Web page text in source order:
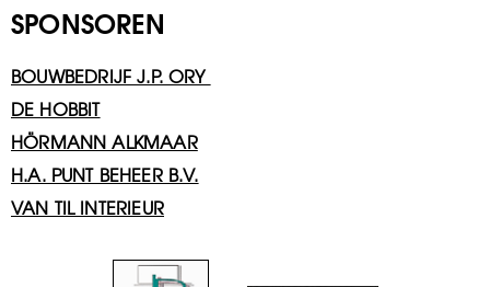
SPONSOREN
BOUWBEDRIJF J.P. ORY
DE HOBBIT
HÖRMANN ALKMAAR
H.A. PUNT BEHEER B.V.
VAN TIL INTERIEUR